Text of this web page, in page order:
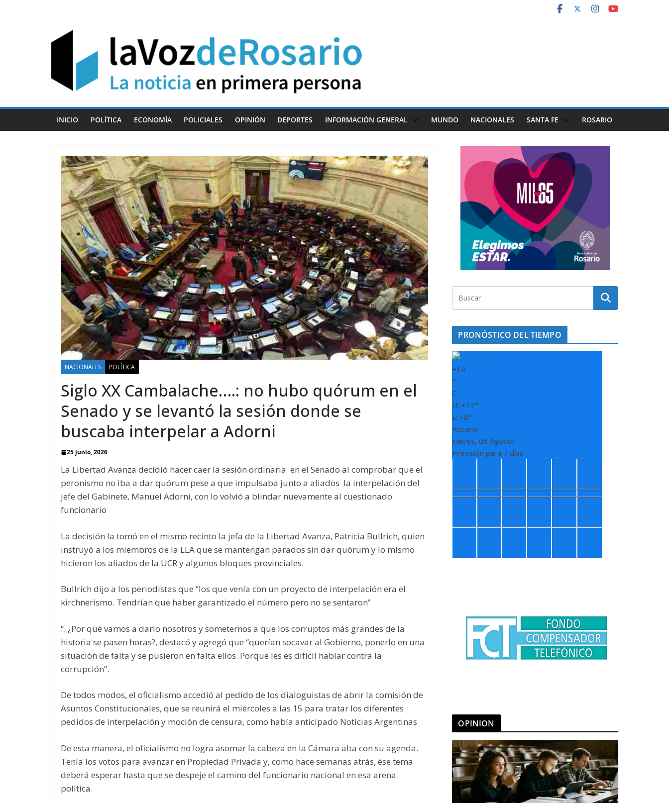
INICIO POLÍTICA ECONOMÍA POLICIALES OPINIÓN DEPORTES INFORMACIÓN GENERAL MUNDO NACIONALES SANTA FE ROSARIO
NACIONALES POLÍTICA
Siglo XX Cambalache….: no hubo quórum en el
Senado y se levantó la sesión donde se
buscaba interpelar a Adorni
25 junio, 2026
La Libertad Avanza decidió hacer caer la sesión ordinaria en el Senado al comprobar que el
peronismo no iba a dar quórum pese a que impulsaba junto a aliados la interpelación del
jefe del Gabinete, Manuel Adorni, con lo volvió a blindar nuevamente al cuestionado
funcionario
La decisión la tomó en el mismo recinto la jefa de la Libertad Avanza, Patricia Bullrich, quien
instruyó a los miembros de la LLA que se mantengan parados sin dar quórum y lo mismo
hicieron los aliados de la UCR y algunos bloques provinciales.
Bullrich dijo a los periodistas que “los que venía con un proyecto de interpelación era el
kirchnerismo. Tendrían que haber garantizado el número pero no se sentaron”
“. ¿Por qué vamos a darlo nosotros y someternos a que los corruptos más grandes de la
historia se pasen horas?, destacó y agregó que “querían socavar al Gobierno, ponerlo en una
situación de falta y se pusieron en falta ellos. Porque les es difícil hablar contra la
corrupción”.
De todos modos, el oficialismo accedió al pedido de los dialoguistas de abrir la comisión de
Asuntos Constitucionales, que se reunirá el miércoles a las 15 para tratar los diferentes
pedidos de interpelación y moción de censura, como había anticipado Noticias Argentinas
De esta manera, el oficialismo no logra asomar la cabeza en la Cámara alta con su agenda.
Tenía los votos para avanzar en Propiedad Privada y, como hace semanas atrás, ése tema
deberá esperar hasta que se despeje el camino del funcionario nacional en esa arena
política.
PRONÓSTICO DEL TIEMPO
+14
°
C
H:+17°
L:+8°
Rosario
Jueves, 06 Agosto
Previsión para 7 días
Vie
Sá
b
Do
m
Lun
Ma
r
Mié
+1
4°
+1
5°
+1
5°
+1
3°
+1
3°
+1
1°
+5
°
+6
°
+5
°
+4
°
+4° +5°
OPINION